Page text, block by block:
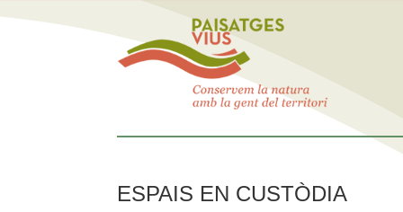
ESPAIS EN CUSTÒDIA